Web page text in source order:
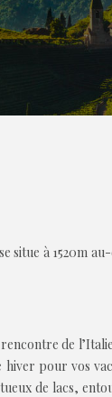
situe à 1520m
de
pour vos
de lacs,